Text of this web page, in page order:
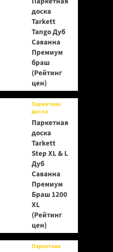
доска
Tarkett
Tango Дуб
Саванна
Премиум
браш
(Рейтинг
цен)
Паркетная
доска
Паркетная
доска
Tarkett
Step XL & L
Дуб
Саванна
Премиум
Браш 1200
XL
(Рейтинг
цен)
Паркетная